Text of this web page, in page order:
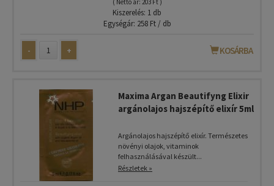
( Nettó ár: 203 Ft )
Kiszerelés: 1 db
Egységár: 258 Ft / db
- + KOSÁRBA
Maxima Argan Beautifyng Elixir
argánolajos hajszépítő elixír 5ml
Argánolajos hajszépítő elixír. Természetes
növényi olajok, vitaminok
felhasználásával készült...
Részletek »